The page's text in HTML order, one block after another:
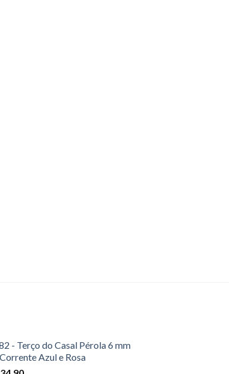
- Terço do Casal Pérola 6 mm
Azul e Rosa